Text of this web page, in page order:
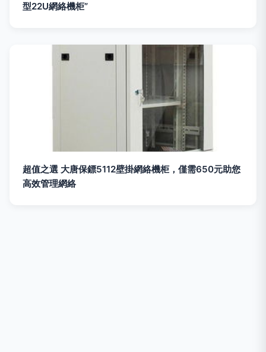
型22U網絡機柜”
超值之選 大唐保鏢5112壁掛網絡機柜，僅需650元助您
高效管理網絡